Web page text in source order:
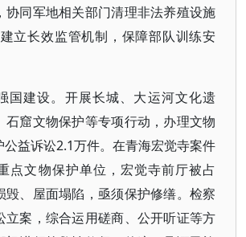
协同军地相关部门清理非法养殖设施
立长效监管机制，保障部队训练安
国建设。开展长城、大运河文化遗
石窟文物保护等专项行动，办理文物
益诉讼2.1万件。在青海宏觉寺案件
点文物保护单位，宏觉寺前厅被占
毁、屋面塌陷，亟须保护修缮。检察
立案，综合运用磋商、公开听证等方